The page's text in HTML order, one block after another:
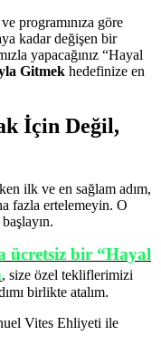
programınıza göre
kadar değişen bir
yapacağınız “Hayal
Gitmek hedefinize en
İçin Değil,
ilk ve en sağlam adım,
fazla ertelemeyin. O
ücretsiz bir “Hayal
, size özel tekliflerimizi
birlikte atalım.